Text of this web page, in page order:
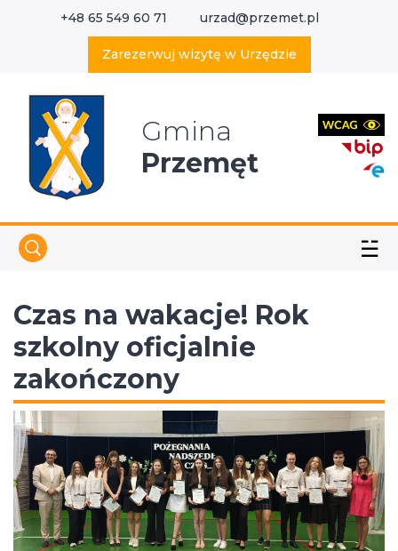
+48 65 549 60 71 urzad@przemet.pl
Zarezerwuj wizytę w Urzędzie
Gmina
Przemęt
☱
Czas na wakacje! Rok
szkolny oficjalnie
zakończony
Wyszukaj w serwisie